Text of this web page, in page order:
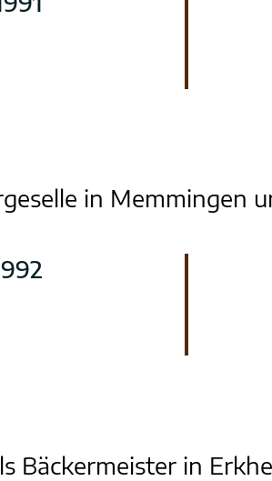
in Memmingen
Bäckermeister in